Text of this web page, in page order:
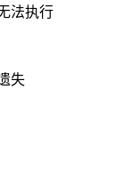
法执行
失